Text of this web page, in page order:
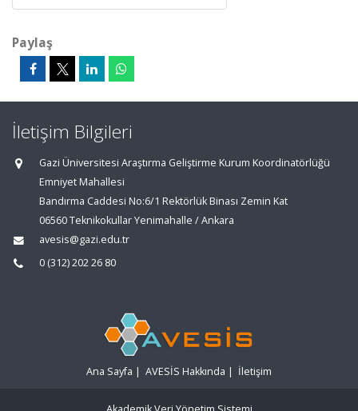
Paylaş
İletişim Bilgileri
Gazi Üniversitesi Araştırma Geliştirme Kurum Koordinatörlüğü
Emniyet Mahallesi
Bandırma Caddesi No:6/1 Rektörlük Binası Zemin Kat
06560 Teknikokullar Yenimahalle / Ankara
avesis@gazi.edu.tr
0 (312) 202 26 80
Ana Sayfa | AVESİS Hakkında | İletişim